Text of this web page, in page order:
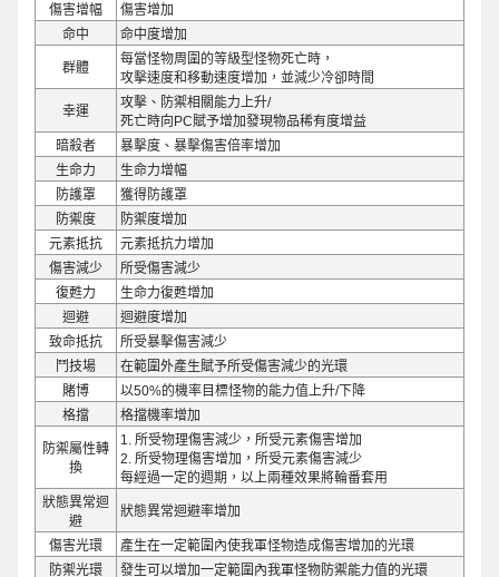
傷害增幅
傷害增加
命中
命中度增加
群體
每當怪物周圍的等級型怪物死亡時，
攻擊速度和移動速度增加，並減少冷卻時間
幸運
攻擊、防禦相關能力上升/
死亡時向PC賦予增加發現物品稀有度增益
暗殺者
暴擊度、暴擊傷害倍率增加
生命力
生命力增幅
防護罩
獲得防護罩
防禦度
防禦度增加
元素抵抗
元素抵抗力增加
傷害減少
所受傷害減少
復甦力
生命力復甦增加
迴避
迴避度增加
致命抵抗
所受暴擊傷害減少
鬥技場
在範圍外產生賦予所受傷害減少的光環
賭博
以50%的機率目標怪物的能力值上升/下降
格擋
格擋機率增加
防禦屬性轉
換
1. 所受物理傷害減少，所受元素傷害增加
2. 所受物理傷害增加，所受元素傷害減少
每經過一定的週期，以上兩種效果將輪番套用
狀態異常迴
避
狀態異常迴避率增加
傷害光環
產生在一定範圍內使我軍怪物造成傷害增加的光環
防禦光環
發生可以增加一定範圍內我軍怪物防禦能力值的光環